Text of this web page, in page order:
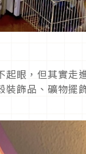
眼，但其實走
飾品、礦物擺